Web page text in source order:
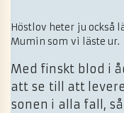
Höstlov heter ju också
Mumin som vi läste ur.
Med finskt blod i
att se till att
sonen i alla fall,